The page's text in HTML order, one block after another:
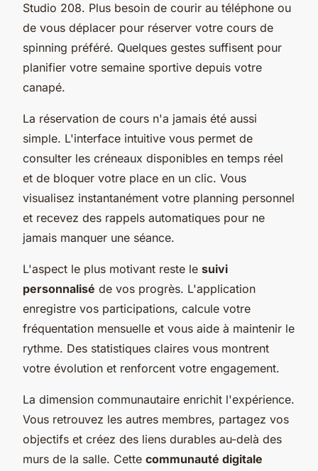
Studio 208. Plus besoin de courir au téléphone ou
de vous déplacer pour réserver votre cours de
spinning préféré. Quelques gestes suffisent pour
planifier votre semaine sportive depuis votre
canapé.
La réservation de cours n'a jamais été aussi
simple. L'interface intuitive vous permet de
consulter les créneaux disponibles en temps réel
et de bloquer votre place en un clic. Vous
visualisez instantanément votre planning personnel
et recevez des rappels automatiques pour ne
jamais manquer une séance.
L'aspect le plus motivant reste le suivi
personnalisé de vos progrès. L'application
enregistre vos participations, calcule votre
fréquentation mensuelle et vous aide à maintenir le
rythme. Des statistiques claires vous montrent
votre évolution et renforcent votre engagement.
La dimension communautaire enrichit l'expérience.
Vous retrouvez les autres membres, partagez vos
objectifs et créez des liens durables au-delà des
murs de la salle. Cette communauté digitale